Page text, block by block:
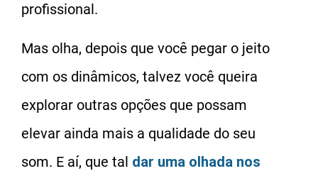
profissional.
Mas olha, depois que você pegar o jeito
com os dinâmicos, talvez você queira
explorar outras opções que possam
elevar ainda mais a qualidade do seu
som. E aí, que tal dar uma olhada nos